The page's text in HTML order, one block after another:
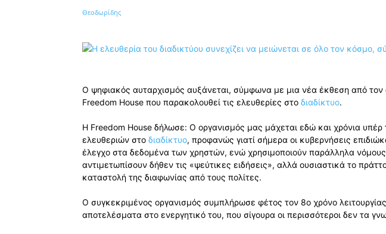
Κοινοποίηση
Ο ψηφιακός αυταρχισμός αυξάνεται, σύμφωνα με μια νέα έκθεση από τον
Freedom House που παρακολουθεί τις ελευθερίες στο διαδίκτυο.
Η Freedom House δήλωσε: O οργανισμός μας μάχεται εδώ και χρόνια υπέρ
ελευθεριών στο διαδίκτυο, προφανώς γιατί σήμερα οι κυβερνήσεις
έλεγχο στα δεδομένα των χρηστών, ενώ χρησιμοποιούν παράλληλα νόμους
αντιμετωπίσουν δήθεν τις «ψεύτικες ειδήσεις», αλλά ουσιαστικά το
καταστολή της διαφωνίας από τους πολίτες.
Ο συγκεκριμένος οργανισμός συμπλήρωσε φέτος τον 8ο χρόνο
αποτελέσματα στο ενεργητικό του, που σίγουρα οι περισσότεροι δεν τα